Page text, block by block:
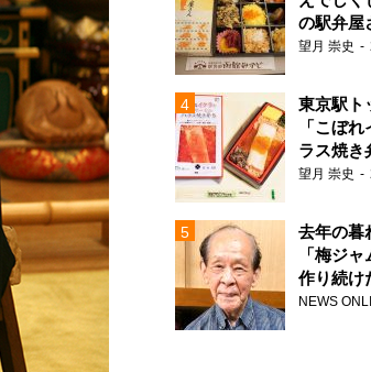
の駅弁
ター望月
望月 崇史
東京駅ト
「こぼ
ラス焼き
た理由
望月 崇史
去年の暮
「梅ジ
作り続け
NEWS